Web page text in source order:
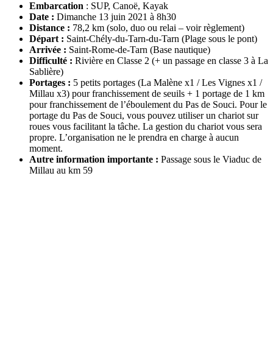
Embarcation : SUP, Canoë, Kayak
Date : Dimanche 13 juin 2021 à 8h30
Distance : 78,2 km (solo, duo ou relai – voir règlement)
Départ : Saint-Chély-du-Tarn-du-Tarn (Plage sous le pont)
Arrivée : Saint-Rome-de-Tarn (Base nautique)
Difficulté : Rivière en Classe 2 (+ un passage en classe 3 à La
Sablière)
Portages : 5 petits portages (La Malène x1 / Les Vignes x1 /
Millau x3) pour franchissement de seuils + 1 portage de 1 km
pour franchissement de l’éboulement du Pas de Souci. Pour le
portage du Pas de Souci, vous pouvez utiliser un chariot sur
roues vous facilitant la tâche. La gestion du chariot vous sera
propre. L’organisation ne le prendra en charge à aucun
moment.
Autre information importante : Passage sous le Viaduc de
Millau au km 59